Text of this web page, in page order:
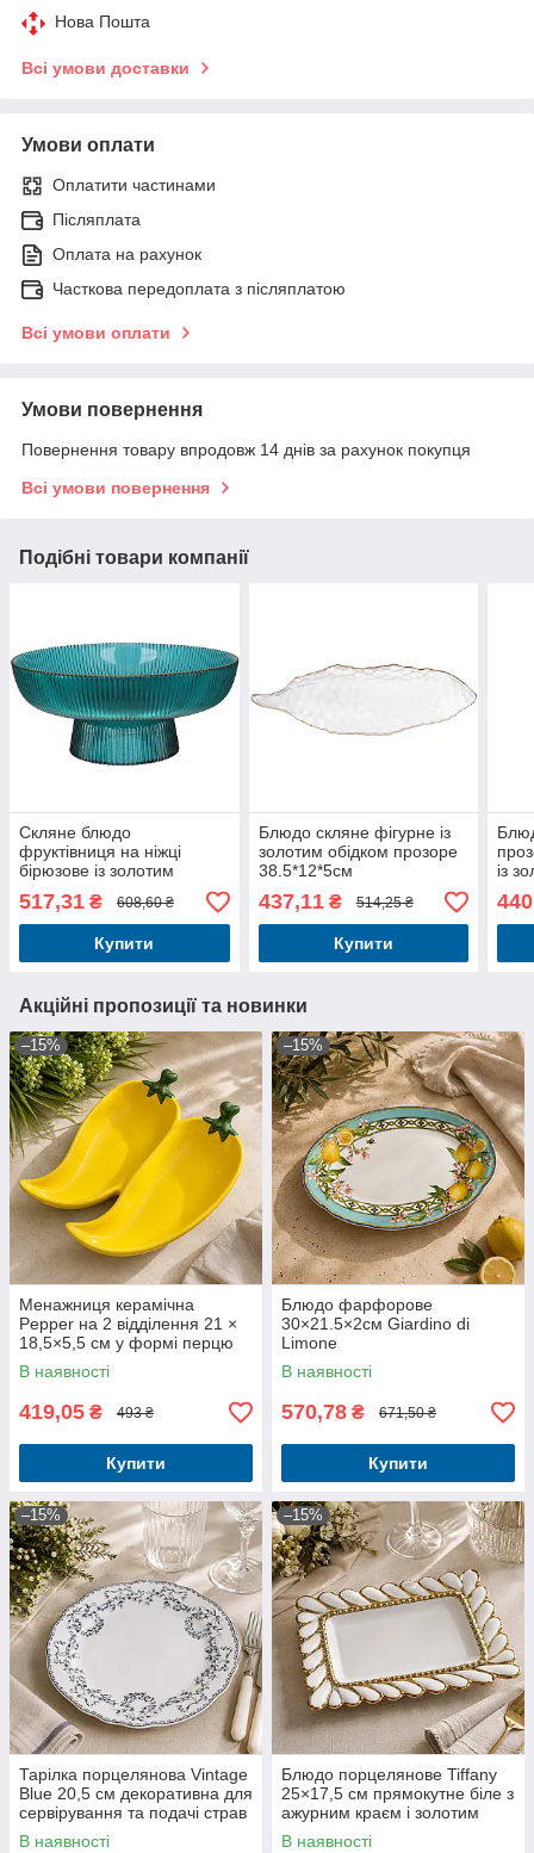
Нова Пошта
Всі умови доставки
Умови оплати
Оплатити частинами
Післяплата
Оплата на рахунок
Часткова передоплата з післяплатою
Всі умови оплати
Умови повернення
Повернення товару впродовж 14 днів за рахунок покупця
Всі умови повернення
Подібні товари компанії
Скляне блюдо
фруктівниця на ніжці
бірюзове із золотим
обідком D20*8.5см
517,31 ₴ 608,60 ₴
Купити
Блюдо скляне фігурне із
золотим обідком прозоре
38.5*12*5см
437,11₴ 514,25 ₴
Купити
із
Акційні пропозиції та новинки
–15%
Менажниця керамічна
Pepper на 2 відділення 21 ×
18,5×5,5 см у формі перцю
В наявності
419,05 ₴ 493 ₴
Купити
–15%
Блюдо фарфорове
30×21.5×2см Giardino di
Limone
В наявності
570,78 ₴ 671,50 ₴
Купити
–15%
Тарілка порцелянова Vintage
Blue 20,5 см декоративна для
сервірування та подачі страв
В наявності
–15%
Блюдо порцелянове Tiffany
25×17,5 см прямокутне біле з
ажурним краєм і золотим
декором
В наявності